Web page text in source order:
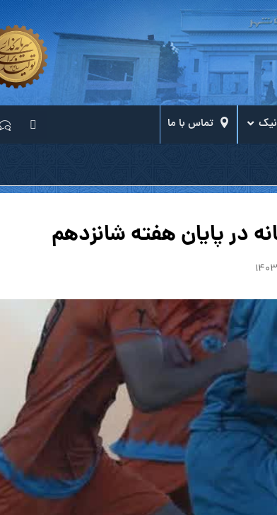
تماس با ما
در پایان هفته شانزدهم